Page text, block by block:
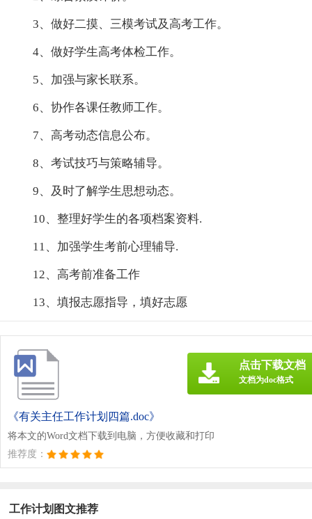
3、做好二摸、三模考试及高考工作。
4、做好学生高考体检工作。
5、加强与家长联系。
6、协作各课任教师工作。
7、高考动态信息公布。
8、考试技巧与策略辅导。
9、及时了解学生思想动态。
10、整理好学生的各项档案资料.
11、加强学生考前心理辅导.
12、高考前准备工作
13、填报志愿指导，填好志愿
《有关主任工作计划四篇.doc》
将本文的Word文档下载到电脑，方便收藏和打印
推荐度：
点击下载文档
文档为doc格式
工作计划图文推荐